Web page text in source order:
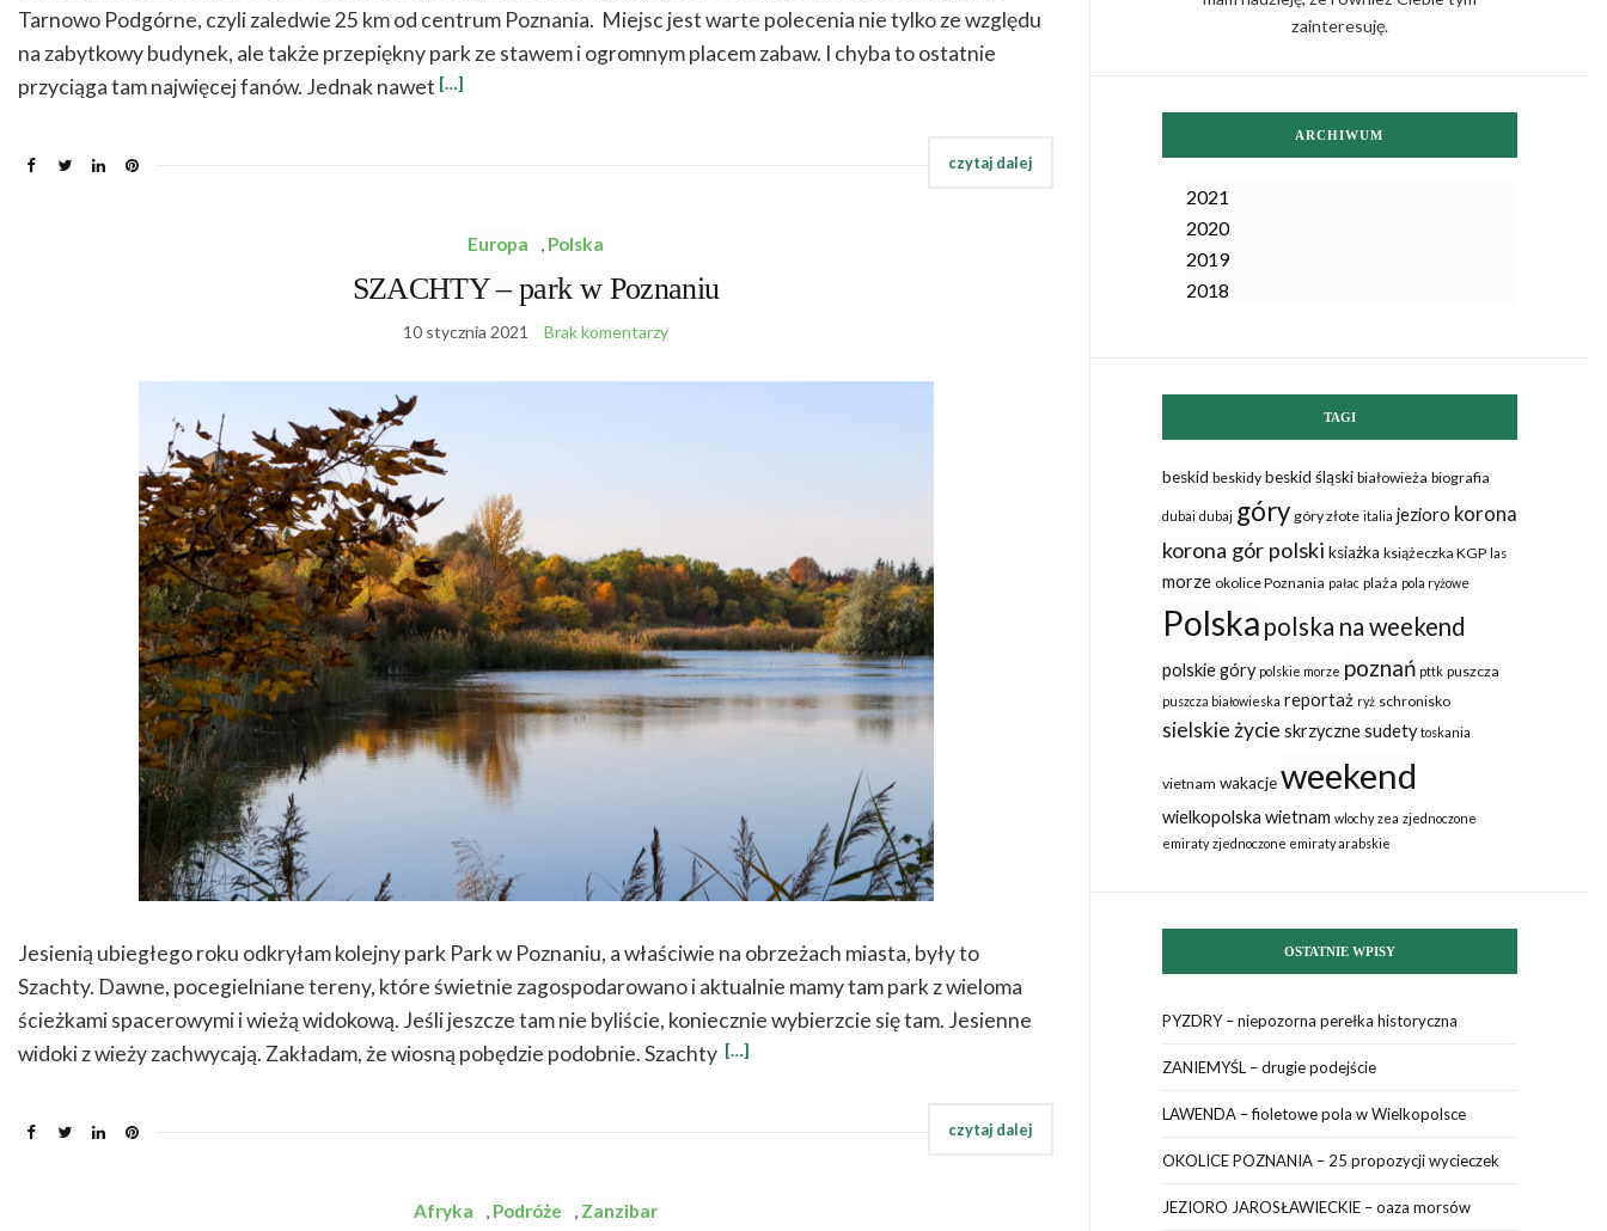
Tarnowo Podgórne, czyli zaledwie 25 km od centrum Poznania. Miejsc jest warte polecenia nie tylko ze względu
na zabytkowy budynek, ale także przepiękny park ze stawem i ogromnym placem zabaw. I chyba to ostatnie
przyciąga tam najwięcej fanów. Jednak nawet […]
Europa , Polska
SZACHTY – park w Poznaniu
10 stycznia 2021 Brak komentarzy
Jesienią ubiegłego roku odkryłam kolejny park Park w Poznaniu, a właściwie na obrzeżach miasta, były to
Szachty. Dawne, pocegielniane tereny, które świetnie zagospodarowano i aktualnie mamy tam park z wieloma
ścieżkami spacerowymi i wieżą widokową. Jeśli jeszcze tam nie byliście, koniecznie wybierzcie się tam. Jesienne
widoki z wieży zachwycają. Zakładam, że wiosną pobędzie podobnie. Szachty […]
Afryka , Podróże , Zanzibar
zainteresuję.
ARCHIWUM
2021
2020
2019
2018
TAGI
beskid beskidy beskid śląski białowieża biografia
dubai dubaj góry góry złote italia jezioro korona
korona gór polski ksiażka książeczka KGP las
morze okolice Poznania pałac plaża pola ryżowe
Polska polska na weekend
polskie góry polskie morze poznań pttk puszcza
puszcza białowieska reportaż ryż schronisko
sielskie życie skrzycznesudety toskania
vietnam wakacjeweekend
wielkopolska wietnam wlochy zea zjednoczone
emiraty zjednoczone emiraty arabskie
OSTATNIE WPISY
PYZDRY – niepozorna perełka historyczna
ZANIEMYŚL – drugie podejście
LAWENDA – fioletowe pola w Wielkopolsce
OKOLICE POZNANIA – 25 propozycji wycieczek
JEZIORO JAROSŁAWIECKIE – oaza morsów